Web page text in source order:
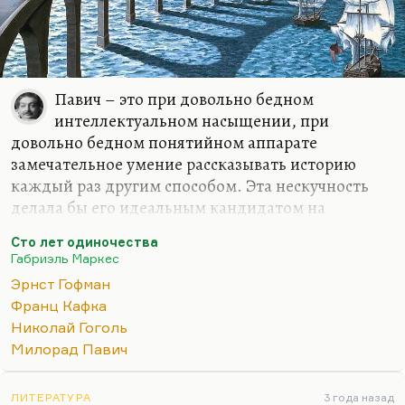
Павич – это при довольно бедном
интеллектуальном насыщении, при
довольно бедном понятийном аппарате
замечательное умение рассказывать историю
каждый раз другим способом. Эта нескучность
делала бы его идеальным кандидатом на
Почему магический реализм популярен в Европе,
тоже понятно. Потому что это остатки
постромантического мировоззрения, это желание
рассказывать сказки вместо унылых
производственных сочинений, вместо унылого
что магический реализм родился вместе с
Сто лет одиночества
Габриэль Маркес
Эрнст Гофман
Франц Кафка
Николай Гоголь
Милорад Павич
ЛИТЕРАТУРА 3 года назад